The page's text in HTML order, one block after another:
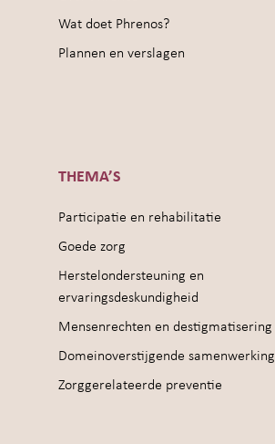
Wat doet Phrenos?
Plannen en verslagen
THEMA’S
Participatie en rehabilitatie
Goede zorg
Herstelondersteuning en
ervaringsdeskundigheid
Mensenrechten en destigmatisering
Domeinoverstijgende samenwerking
Zorggerelateerde preventie